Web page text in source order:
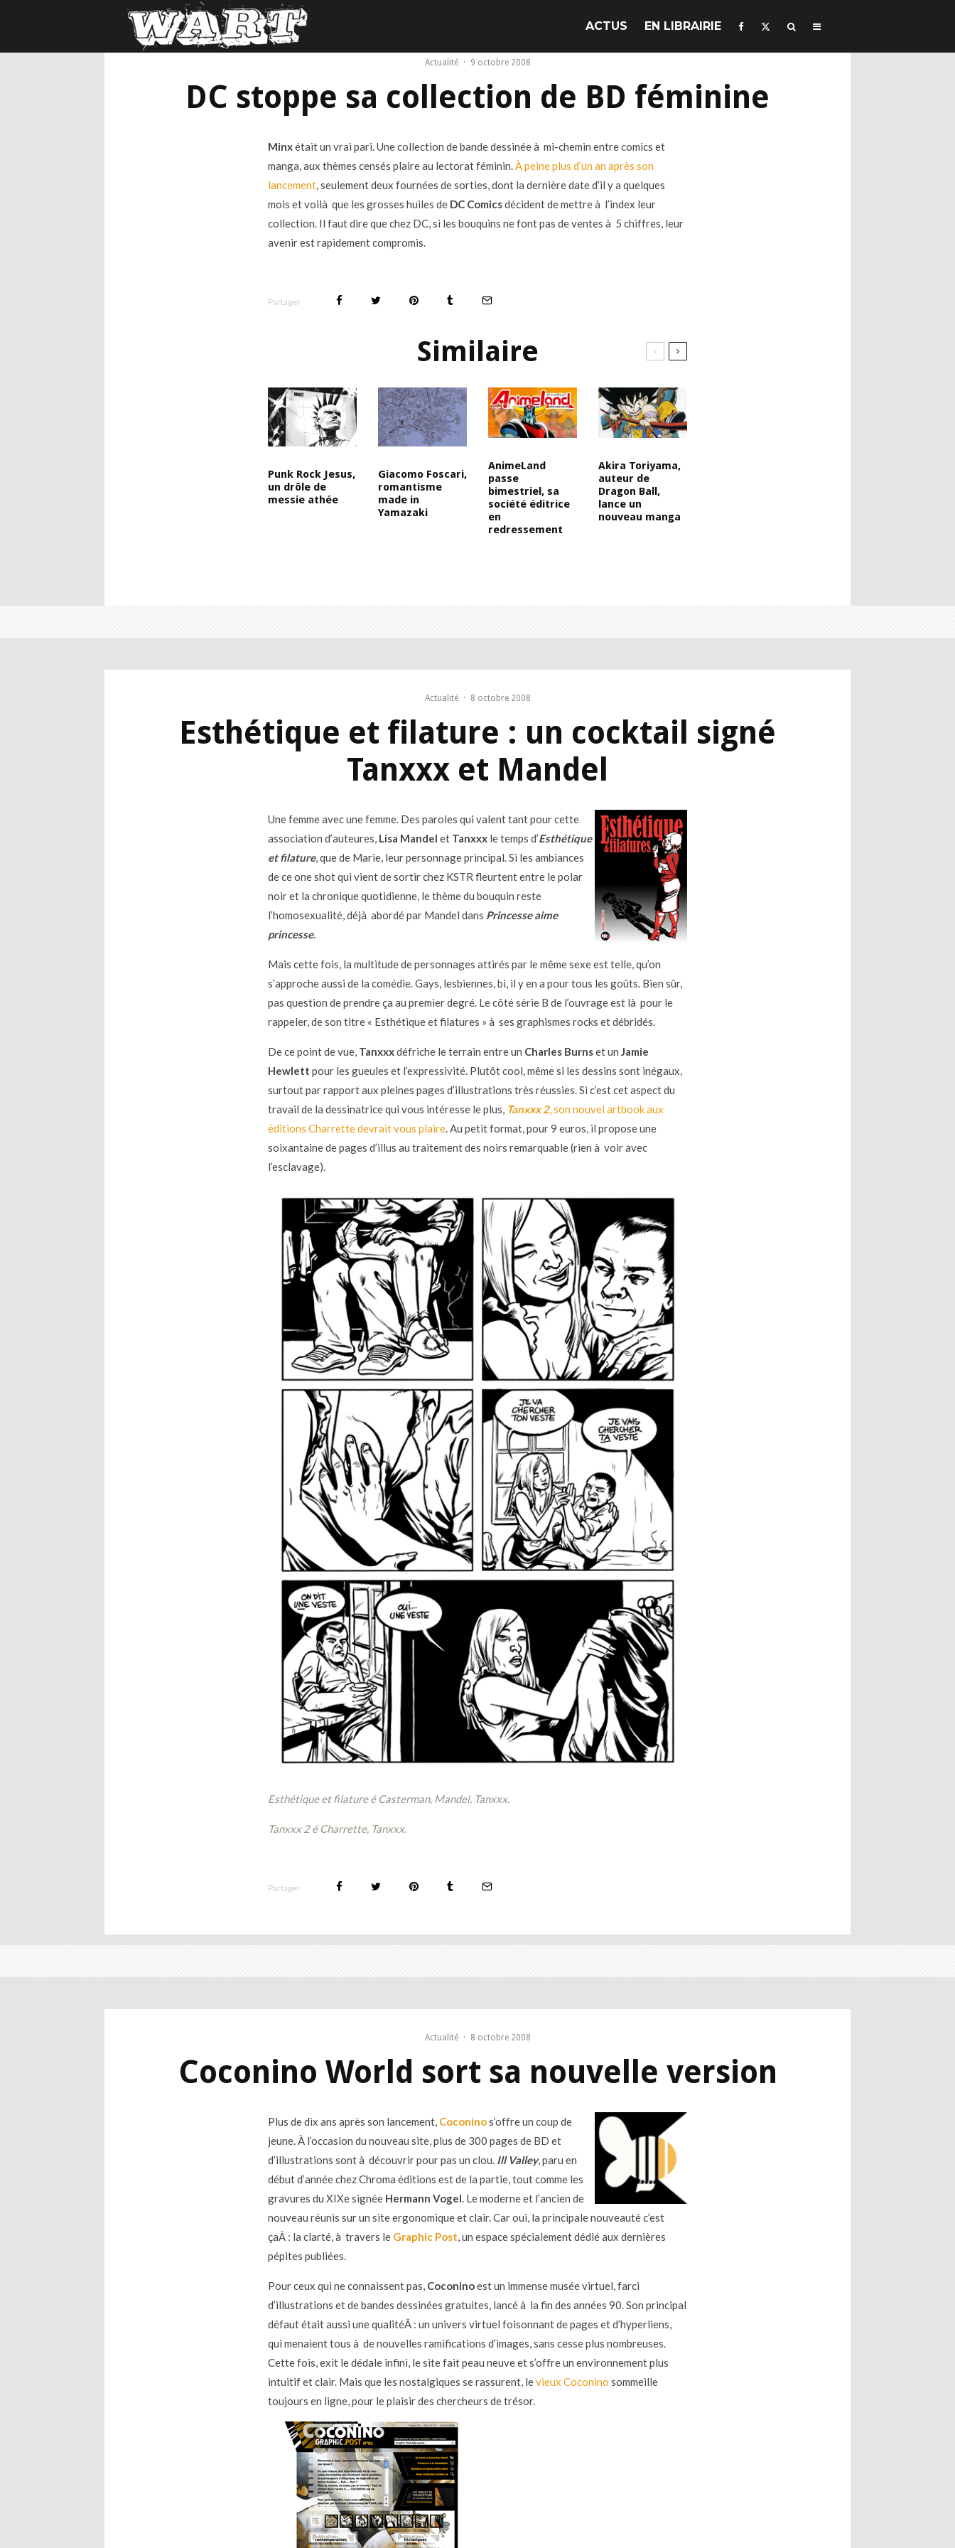
ACTUS EN LIBRAIRIE
Actualité · 9 octobre 2008
DC stoppe sa collection de BD féminine
Minxétait un vrai pari. Une collection de bande dessinée à mi-chemin entre comics et
manga, aux thèmes censés plaire au lectorat féminin.À peine plus d’un an après son
lancement, seulement deux fournées de sorties, dont la dernière date d’il y a quelques
mois et voilà que les grosses huiles de DC Comicsdécident de mettre à l’index leur
collection. Il faut dire que chez DC, si les bouquins ne font pas de ventes à 5 chiffres, leur
avenir est rapidement compromis.
Partager
Similaire
Punk Rock Jesus,
un drôle de
messie athée
Giacomo Foscari,
romantisme
made in
Yamazaki
AnimeLand
passe
bimestriel, sa
société éditrice
en
redressement
Akira Toriyama,
auteur de
Dragon Ball,
lance un
nouveau manga
Actualité · 8 octobre 2008
Esthétique et filature : un cocktail signé
Tanxxx et Mandel
Une femme avec une femme. Des paroles qui valent tant pour cette
association d’auteures, Lisa Mandel et Tanxxx le temps d’Esthétique
et filature, que de Marie, leur personnage principal. Si les ambiances
de ce one shot qui vient de sortir chez KSTR fleurtent entre le polar
noir et la chronique quotidienne, le thème du bouquin reste
l’homosexualité, déjà abordé par Mandel dans Princesse aime
princesse.
Mais cette fois, la multitude de personnages attirés par le même sexe est telle, qu’on
s’approche aussi de la comédie. Gays, lesbiennes, bi, il y en a pour tous les goûts. Bien sûr,
pas question de prendre ça au premier degré. Le côté série B de l’ouvrage est là pour le
rappeler, de son titre « Esthétique et filatures » à ses graphismes rocks et débridés.
De ce point de vue, Tanxxxdéfriche le terrain entre un Charles Burnset un Jamie
Hewlett pour les gueules et l’expressivité. Plutôt cool, même si les dessins sont inégaux,
surtout par rapport aux pleines pages d’illustrations très réussies. Si c’est cet aspect du
travail de la dessinatrice qui vous intéresse le plus, Tanxxx 2, son nouvel artbook aux
éditions Charrette devrait vous plaire. Au petit format, pour 9 euros, il propose une
soixantaine de pages d’illus au traitement des noirs remarquable (rien à voir avec
l’esclavage).
Esthétique et filature é Casterman, Mandel, Tanxxx.
Tanxxx 2 é Charrette, Tanxxx.
Partager
Actualité · 8 octobre 2008
Coconino World sort sa nouvelle version
Plus de dix ans après son lancement, Coconinos’offre un coup de
jeune. À l’occasion du nouveau site, plus de 300 pages de BD et
d’illustrations sont à découvrir pour pas un clou. Ill Valley, paru en
début d’année chez Chroma éditions est de la partie, tout comme les
gravures du XIXe signée Hermann Vogel. Le moderne et l’ancien de
nouveau réunis sur un site ergonomique et clair. Car oui, la principale nouveauté c’est
çaÂ : la clarté, à travers le Graphic Post, un espace spécialement dédié aux dernières
pépites publiées.
Pour ceux qui ne connaissent pas, Coconinoest un immense musée virtuel, farci
d’illustrations et de bandes dessinées gratuites, lancé à la fin des années 90. Son principal
défaut était aussi une qualitéÂ : un univers virtuel foisonnant de pages et d’hyperliens,
qui menaient tous à de nouvelles ramifications d’images, sans cesse plus nombreuses.
Cette fois, exit le dédale infini, le site fait peau neuve et s’offre un environnement plus
intuitif et clair. Mais que les nostalgiques se rassurent, levieux Coconino sommeille
toujours en ligne, pour le plaisir des chercheurs de trésor.